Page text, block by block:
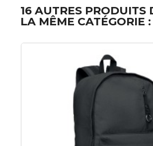
16 AUTRES PRODUITS
LA MÊME CATÉGORIE :